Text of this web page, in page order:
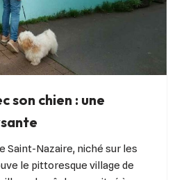
son chien : une
Saint-Nazaire, niché sur les
le pittoresque village de